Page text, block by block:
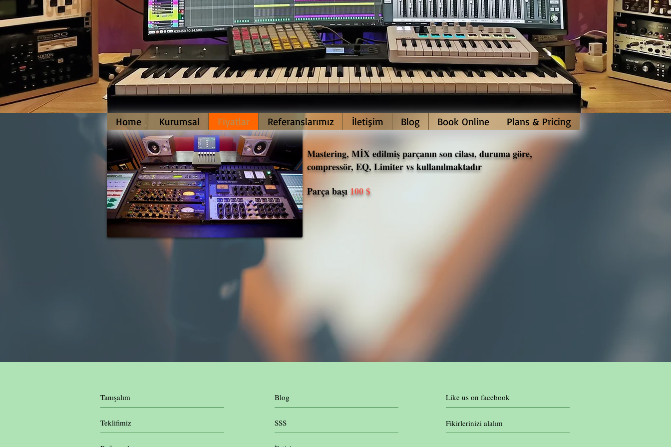
Mastering, MİX edilmiş parçanın son cilası, duruma göre,
compressör, EQ, Limiter vs kullanılmaktadır
Parça başı 100 $
Home Kurumsal Fiyatlar Referanslarımız İletişim Blog Book Online Plans & Pricing
Teklifimiz SSS
Tanışalım Blog Like us on facebook
Fikirlerinizi alalım